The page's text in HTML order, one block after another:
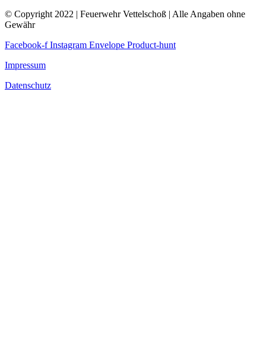
© Copyright 2022 | Feuerwehr Vettelschoß | Alle Angaben ohne
Gewähr
Facebook-f Instagram Envelope Product-hunt
Impressum
Datenschutz